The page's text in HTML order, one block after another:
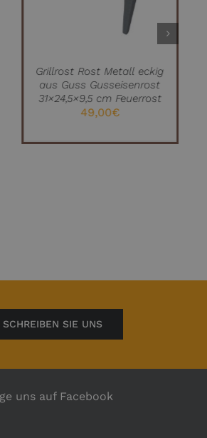
Grillrost Rost Metall eckig
aus Guss Gusseisenrost
31×24,5×9,5 cm Feuerrost
49,00€
SCHREIBEN SIE UNS
uns auf Facebook